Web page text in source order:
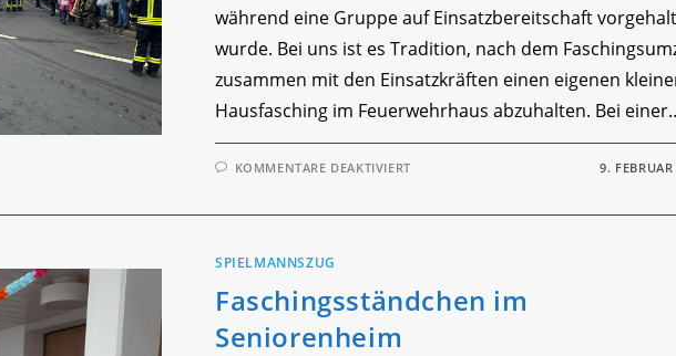
während eine Gruppe auf Einsatzbereitschaft
wurde. Bei uns ist es Tradition, nach dem
zusammen mit den Einsatzkräften einen eigenen
Hausfasching im Feuerwehrhaus abzuhalten. Bei
KOMMENTARE DEAKTIVIERTFÜR 9.
SPIELMANNSZUG
Faschingsständchen im
Seniorenheim